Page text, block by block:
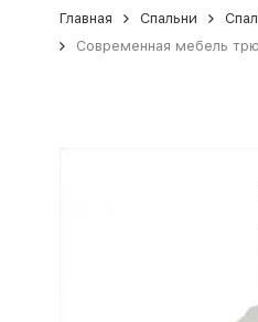
Главная Спальни
Современная мебель